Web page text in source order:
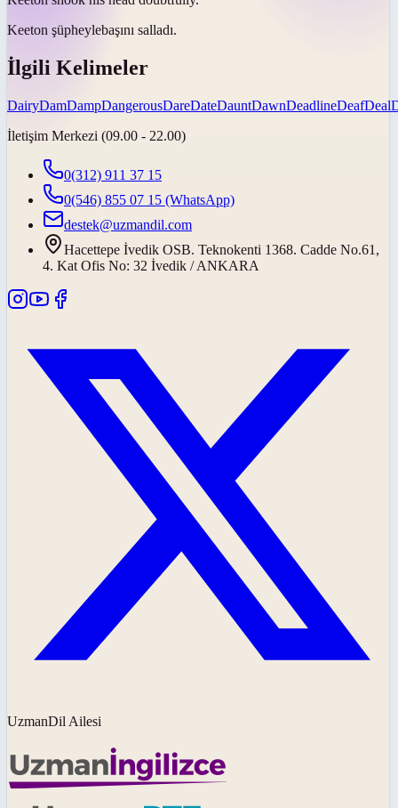
Keeton şüpheylebaşını salladı.
İlgili Kelimeler
DairyDamDampDangerousDareDateDauntDawnDeadlineDeafDeal
İletişim Merkezi (09.00 - 22.00)
0(312) 911 37 15
0(546) 855 07 15 (WhatsApp)
destek@uzmandil.com
Hacettepe İvedik OSB. Teknokenti 1368. Cadde No.61,
4. Kat Ofis No: 32 İvedik / ANKARA
UzmanDil Ailesi